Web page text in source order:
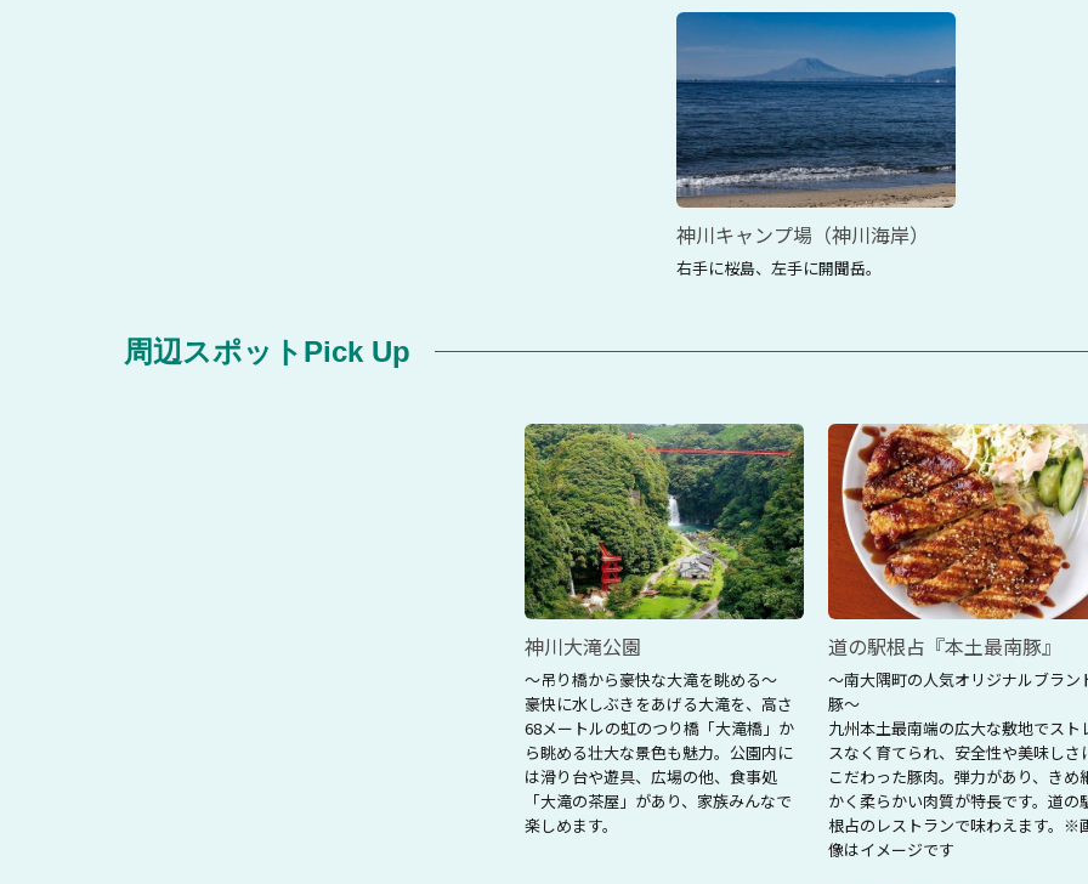
神川キャンプ場（神川海岸）
右手に桜島、左手に開聞岳。
周辺スポットPick Up
神川大滝公園
～吊り橋から豪快な大滝を眺める～
豪快に水しぶきをあげる大滝を、高さ
68メートルの虹のつり橋「大滝橋」か
ら眺める壮大な景色も魅力。公園内に
は滑り台や遊具、広場の他、食事処
「大滝の茶屋」があり、家族みんなで
楽しめます。
道の駅根占『本土最南豚』
～南大隅町の人気オリジナルブラン
豚～
九州本土最南端の広大な敷地でスト
スなく育てられ、安全性や美味しさ
こだわった豚肉。弾力があり、きめ
かく柔らかい肉質が特長です。道の
根占のレストランで味わえます。※
像はイメージです